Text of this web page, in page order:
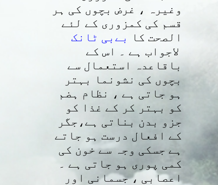
وغیرہ ، غرض بچوں کی ہر
قسم کی کمزوری کے لئے
الصحت کا
بےبی ٹانک
لاجواب ہے ۔ اس کے
باقاعدہ استعمال سے
بچوں کی نشونما بہتر
ہو جاتی ہے ، نظام ہضم
کو بہتر کر کے غذا کو
جزو بدن بناتی ہے،جگر
کے افعال درست ہو جاتے
ہے جسکی وجہ سے خون کی
کمی پوری ہو جاتی ہے ۔
اعصابی ، جسمانی اور